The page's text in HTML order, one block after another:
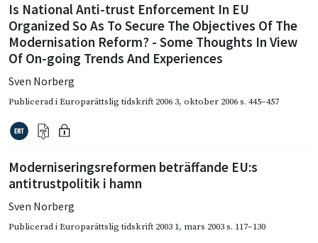
Is National Anti-trust Enforcement In EU
Organized So As To Secure The Objectives Of The
Modernisation Reform? - Some Thoughts In View
Of On-going Trends And Experiences
Sven Norberg
Publicerad iEuroparättslig tidskrift 2006 3, oktober 2006s. 445–457
Moderniseringsreformen beträffande EU:s
antitrustpolitik i hamn
Sven Norberg
Publicerad iEuroparättslig tidskrift 2003 1, mars 2003s. 117–130